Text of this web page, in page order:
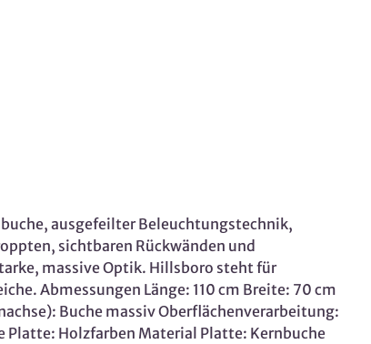
ausgefeilter Beleuchtungstechnik,
sichtbaren Rückwänden und
massive Optik. Hillsboro steht für
Abmessungen Länge: 110 cm Breite: 70 cm
Buche massiv Oberflächenverarbeitung:
Platte: Holzfarben Material Platte: Kernbuche